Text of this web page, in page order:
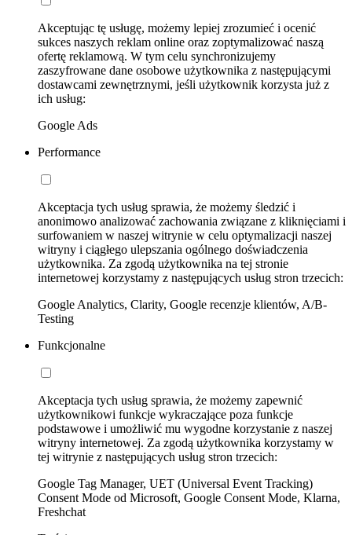
Akceptując tę usługę, możemy lepiej zrozumieć i ocenić
sukces naszych reklam online oraz zoptymalizować naszą
ofertę reklamową. W tym celu synchronizujemy
zaszyfrowane dane osobowe użytkownika z następującymi
dostawcami zewnętrznymi, jeśli użytkownik korzysta już z
ich usług:
Google Ads
Performance
Akceptacja tych usług sprawia, że możemy śledzić i
anonimowo analizować zachowania związane z kliknięciami i
surfowaniem w naszej witrynie w celu optymalizacji naszej
witryny i ciągłego ulepszania ogólnego doświadczenia
użytkownika. Za zgodą użytkownika na tej stronie
internetowej korzystamy z następujących usług stron trzecich:
Google Analytics, Clarity, Google recenzje klientów, A/B-
Testing
Funkcjonalne
Akceptacja tych usług sprawia, że możemy zapewnić
użytkownikowi funkcje wykraczające poza funkcje
podstawowe i umożliwić mu wygodne korzystanie z naszej
witryny internetowej. Za zgodą użytkownika korzystamy w
tej witrynie z następujących usług stron trzecich:
Google Tag Manager, UET (Universal Event Tracking)
Consent Mode od Microsoft, Google Consent Mode, Klarna,
Freshchat